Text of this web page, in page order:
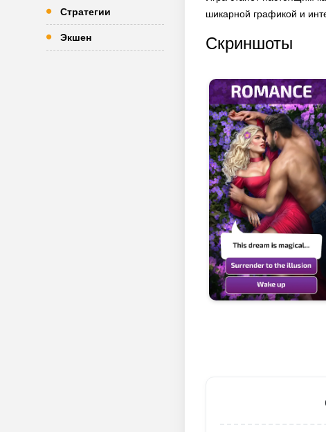
Стратегии
Экшен
шикарной графикой и
Скриншоты